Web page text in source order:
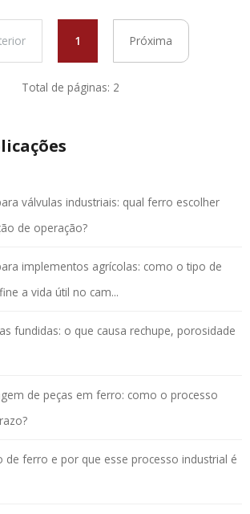
1 Próxima
Total de páginas: 2
válvulas industriais: qual ferro escolher
de operação?
implementos agrícolas: como o tipo de
a vida útil no cam...
fundidas: o que causa rechupe, porosidade
de peças em ferro: como o processo
de ferro e por que esse processo industrial é